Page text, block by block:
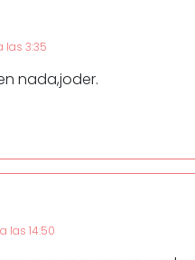
las 3:35
nada,joder.
las 14:50
zapatillas